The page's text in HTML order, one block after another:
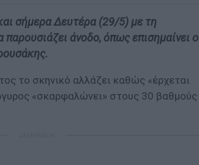
σήμερα Δευτέρα (29/5) με τη
άνοδο, όπως επισημαίνει ο
το σκηνικό αλλάζει καθώς «έρχεται
«σκαρφαλώνει» στους 30 βαθμούς